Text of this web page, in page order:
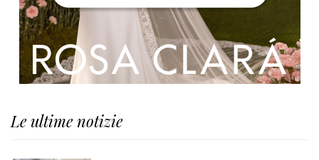
Le ultime notizie